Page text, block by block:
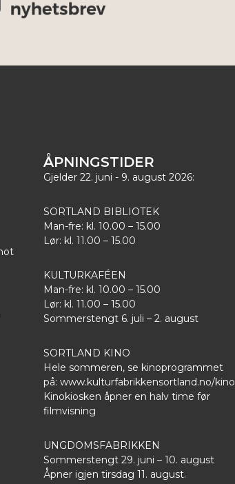
ÅPNINGSTIDER
Gjelder 22. juni - 9. august 2026:
SORTLAND BIBLIOTEK
Man-fre: kl. 10.00 – 15.00
Lør: kl. 11.00 – 15.00
KULTURKAFÉEN
Man-fre: kl. 10.00 – 15.00
Lør: kl. 11.00 – 15.00
Sommerstengt 6. juli – 2. august
SORTLAND KINO
Hele sommeren, se kinoprogrammet
på: www.kulturfabrikkensortland.no/kino
Kinokiosken åpner en halv time før
filmvisning
UNGDOMSFABRIKKEN
Sommerstengt 29. juni – 10. august
Åpner igjen tirsdag 11. august.